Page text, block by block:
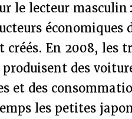
le lecteur masculin
économiques
créés. En 2008, les
des
et des
les petites